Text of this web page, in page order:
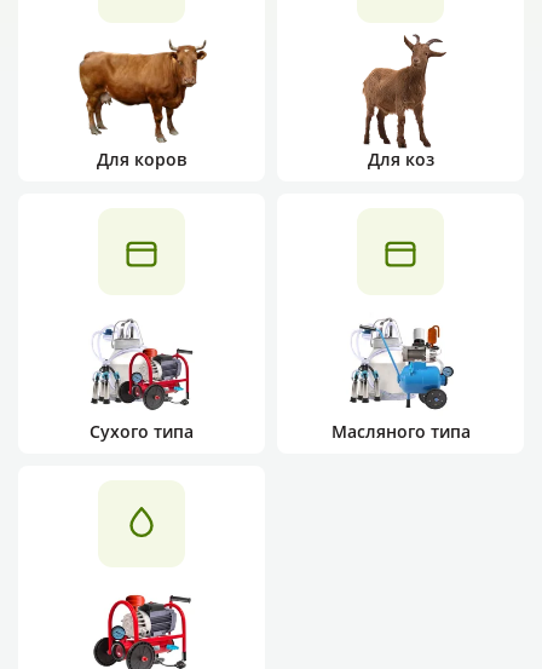
Для коров Для коз
Сухого типа Масляного типа